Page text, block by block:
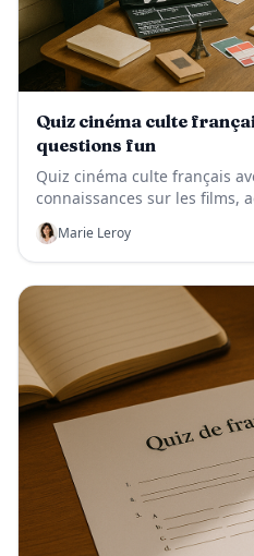
Quiz cinéma culte
questions fun
Quiz cinéma culte français
connaissances sur les films,
mythiques du cinéma français.
Marie Leroy